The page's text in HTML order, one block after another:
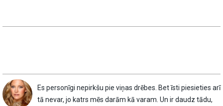
Es personīgi nepirkšu pie viņas drēbes. Bet īsti piesieties arī
tā nevar, jo katrs mēs darām kā varam. Un ir daudz tādu,